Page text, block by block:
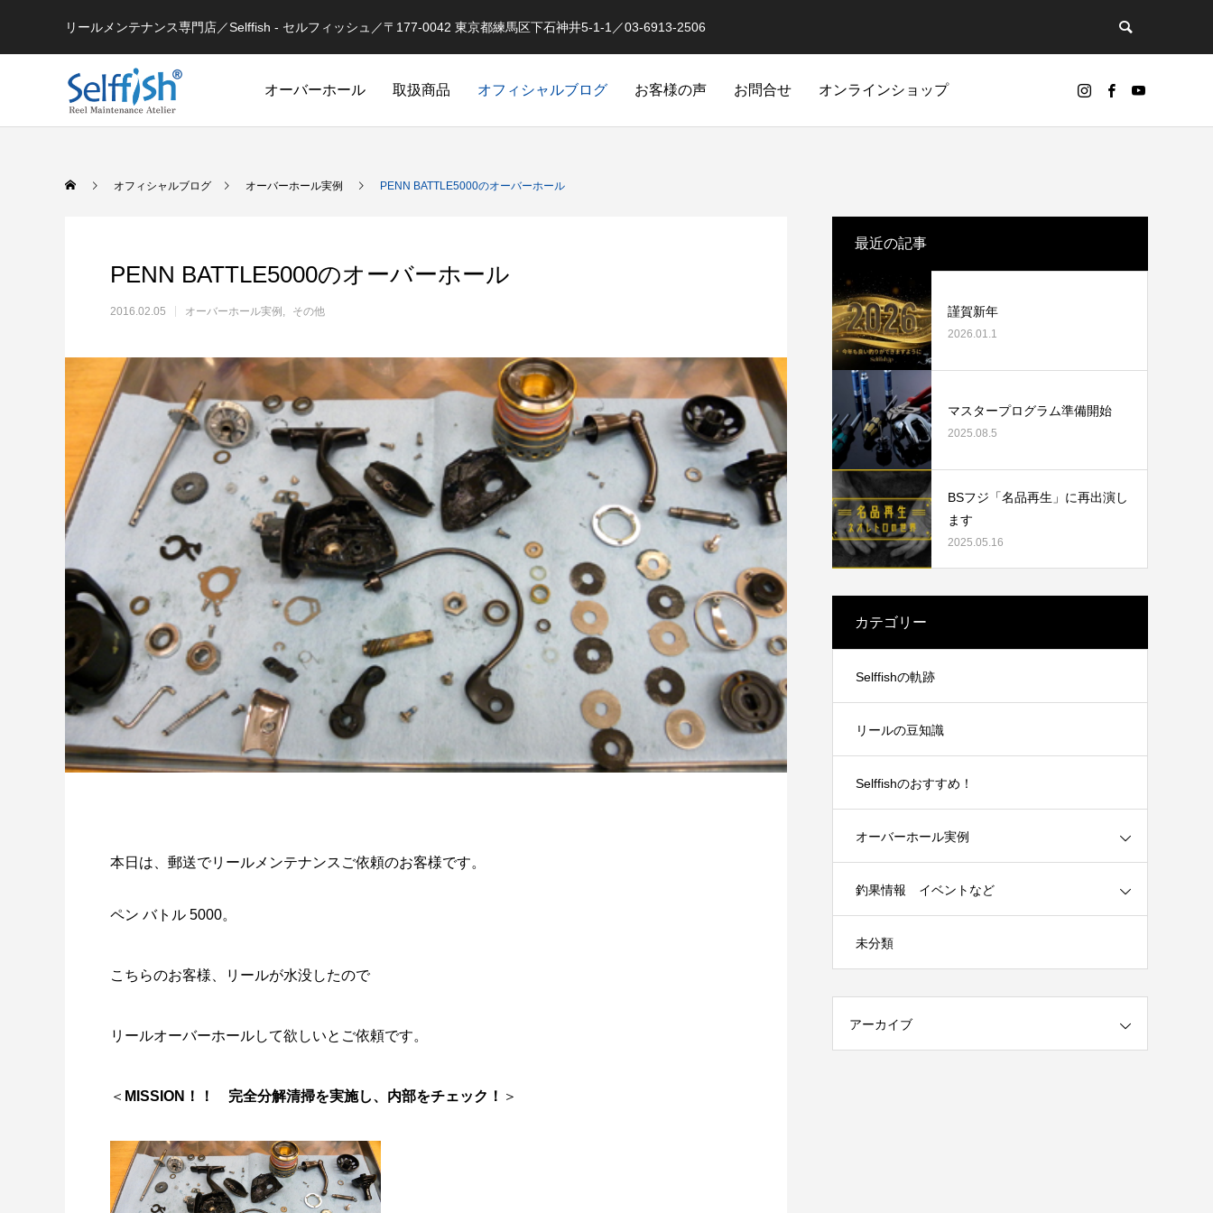
リールメンテナンス専門店／Selffish - セルフィッシュ／〒177-0042 東京都練馬区下石神井5-1-1／03-6913-2506
オーバーホール 取扱商品 オフィシャルブログ お客様の声 お問合せ オンラインショップ
セルフメンテナンス用品
セルフメンテナンス用品（Selffishオリジナル）
カスタムパーツ
カスタムベアリング（Selffishオリジナル）
ラインを巻き込むときの工夫
2024.06.23
シマノ スピニングリールのローラークラ
2024.05.09
クラッチ返りによるダメージ
2023.10.26
ギアノイズ（ゴリ感）について
2023.09.19
シマノ バンタム1000SGの1年点検
2025.02.26
ダイワ スパルタンIC150Hのオーバーホ
ール
2024.10.31
シマノ 20メタニウムXGのベアリングチ
ューン
2024.10.24
ール
第56回霞ヶ浦クリーン大作戦（春の陣）開
謹賀新年 2025年はチームを作ります！
オフィシャルブログ オーバーホール実例 PENN BATTLE5000のオーバーホール
PENN BATTLE5000のオーバーホール
2016.02.05 オーバーホール実例 その他
本日は、郵送でリールメンテナンスご依頼のお客様です。
ペン バトル 5000。
こちらのお客様、リールが水没したので
リールオーバーホールして欲しいとご依頼です。
＜ MISSION！！ 完全分解清掃を実施し、内部をチェック！ ＞
最近の記事
謹賀新年
2026.01.1
マスタープログラム準備開始
2025.08.5
BSフジ「名品再生」に再出演し
ます
2025.05.16
カテゴリー
Selffishの軌跡
リールの豆知識
Selffishのおすすめ！
オーバーホール実例
釣果情報 イベントなど
未分類
アーカイブ